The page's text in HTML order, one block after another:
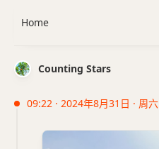
Counting Stars
09:22 · 2024年8月31日 · 周六
Home